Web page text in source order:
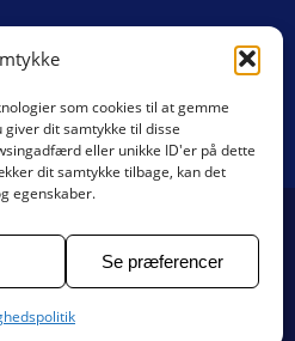
som cookies til at gemme
dit samtykke til disse
eller unikke ID'er på dette
dit samtykke tilbage, kan det
egenskaber.
Se præferencer